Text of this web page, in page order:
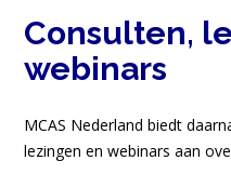
Consulten,
webinars
MCAS Nederland biedt
lezingen en webinars aan